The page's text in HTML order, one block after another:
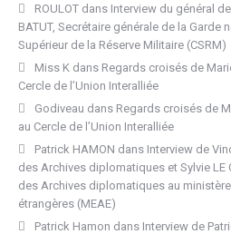
ROULOT dans Interview du général
BATUT, Secrétaire générale de la Garde
Supérieur de la Réserve Militaire (CSRM)
Miss K dans Regards croisés de
Cercle de l’Union Interalliée
Godiveau dans Regards croisés de
au Cercle de l’Union Interalliée
Patrick HAMON dans Interview de
des Archives diplomatiques et Sylvie LE
des Archives diplomatiques au
étrangères (MEAE)
Patrick Hamon dans Interview de